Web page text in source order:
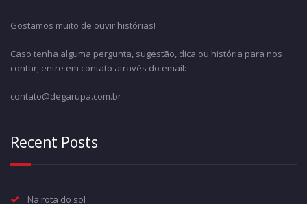
Gostamos muito de ouvir histórias!
Caso tenha alguma pergunta, sugestão, dica ou história para nos
contar, entre em contato através do email:
contato@degarupa.com.br
Recent Posts
Na rota do sol